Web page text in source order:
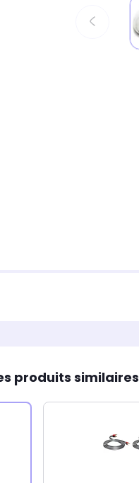
produits similaires